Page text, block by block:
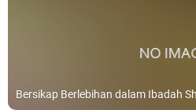
Bersikap Berlebihan dalam Ibadah